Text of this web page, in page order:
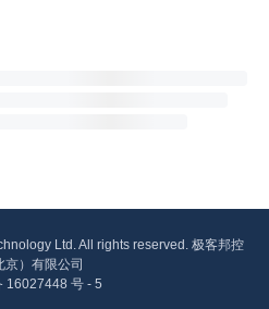
Ltd. All rights reserved. 极客邦控
京）有限公司
16027448 号 - 5